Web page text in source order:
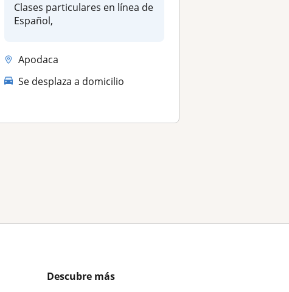
Clases particulares en línea de
Español,
Apodaca
Se desplaza a domicilio
Descubre más